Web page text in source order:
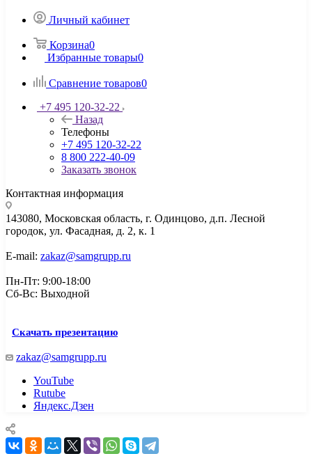
Личный кабинет
Корзина0
Избранные товары0
Сравнение товаров0
+7 495 120-32-22
Назад
Телефоны
+7 495 120-32-22
8 800 222-40-09
Заказать звонок
Контактная информация
143080, Mосковская область, г. Одинцово, д.п. Лесной
городок, ул. Фасадная, д. 2, к. 1
E-mail: zakaz@samgrupp.ru
Пн-Пт: 9:00-18:00
Сб-Вс: Выходной
Скачать презентацию
zakaz@samgrupp.ru
YouTube
Rutube
Яндекс.Дзен